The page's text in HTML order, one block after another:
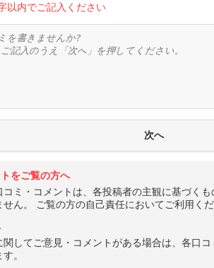
以内でご記入ください
をご覧の方へ
コミ・コメントは、各投稿者の主観に基づく
ん。 ご覧の方の自己責任においてご利用くだ
してご意見・コメントがある場合は、各口
。